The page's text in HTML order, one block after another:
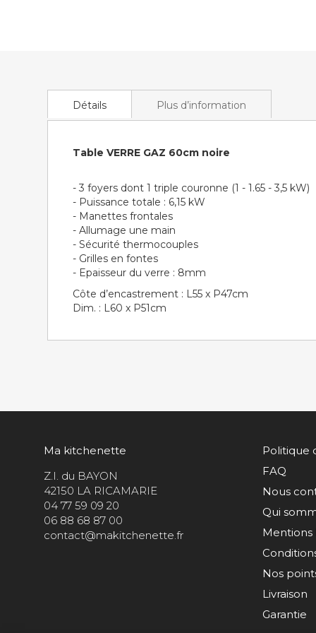
Détails
Table VERRE GAZ 60cm noire
- 3 foyers dont 1 triple couronne (1 - 1.65 - 3,5 kW)
- Puissance totale : 6,15 kW
- Manettes frontales
- Allumage une main
- Sécurité thermocouples
- Grilles en fontes
- Epaisseur du verre : 8mm
Côte d’encastrement : L55 x P47cm
Dim. : L60 x P51cm
Plus d’information
Ma kitchenette
Z.I. du BAYON
42150 LA RICAMARIE
04 77 59 09 20
06 88 68 87 00
contact@makitchenette.fr
Politique
FAQ
Nous
Qui
Mentions
Nos
Livraison
Garantie